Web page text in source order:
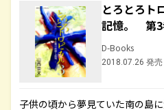
とろとろト
記憶。 第
D-Books
2018.07.26 発売
子供の頃から夢見ていた南の島